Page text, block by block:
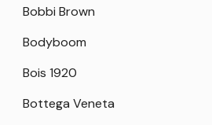
Bobbi Brown
Bodyboom
Bois 1920
Bottega Veneta